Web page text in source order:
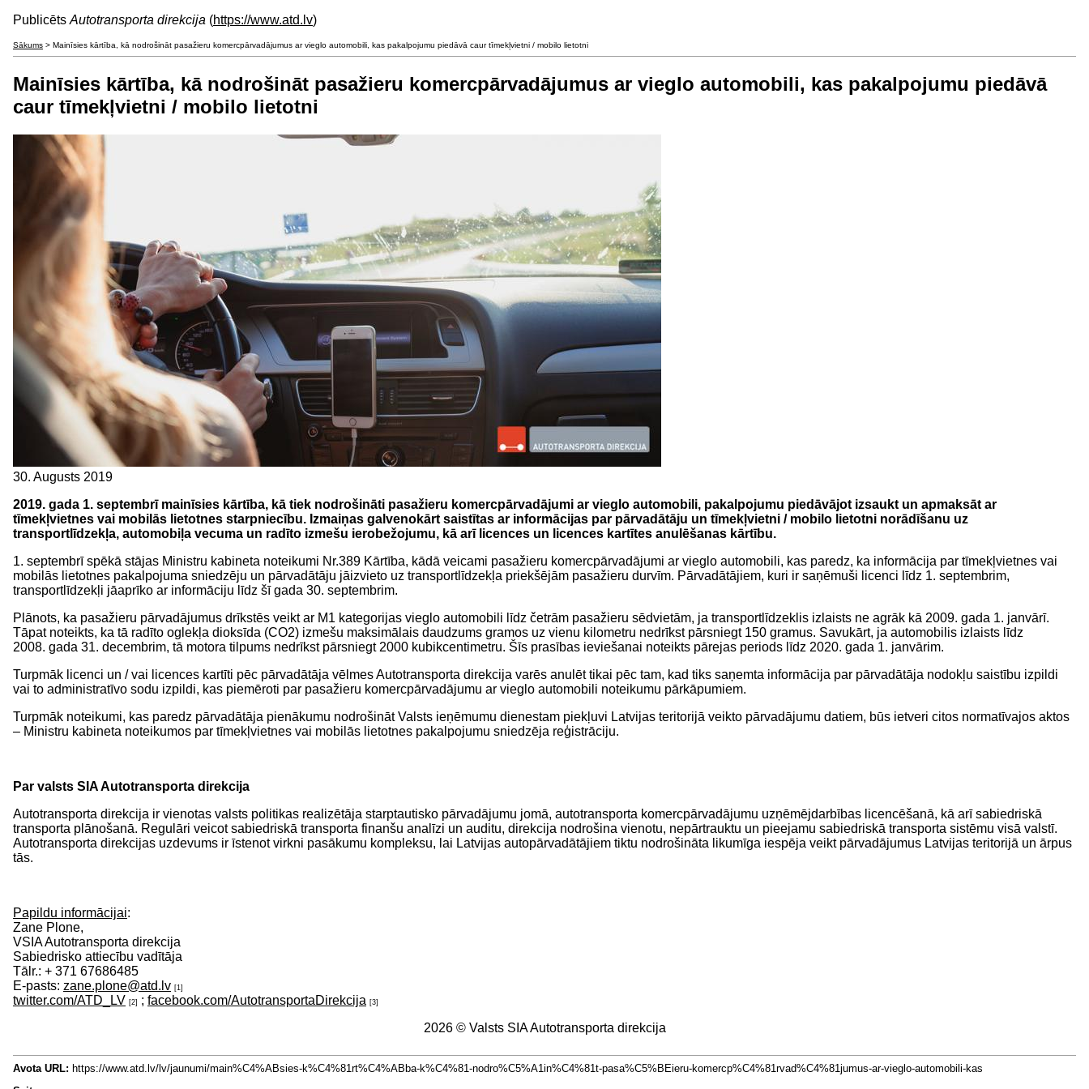
Publicēts Autotransporta direkcija (https://www.atd.lv)
Sākums > Mainīsies kārtība, kā nodrošināt pasažieru komercpārvadājumus ar vieglo automobili, kas pakalpojumu piedāvā caur tīmekļvietni / mobilo lietotni
Mainīsies kārtība, kā nodrošināt pasažieru komercpārvadājumus ar vieglo automobili, kas pakalpojumu piedāvā
caur tīmekļvietni / mobilo lietotni
30. Augusts 2019
2019. gada 1. septembrī mainīsies kārtība, kā tiek nodrošināti pasažieru komercpārvadājumi ar vieglo automobili, pakalpojumu piedāvājot izsaukt un apmaksāt ar
tīmekļvietnes vai mobilās lietotnes starpniecību. Izmaiņas galvenokārt saistītas ar informācijas par pārvadātāju un tīmekļvietni / mobilo lietotni norādīšanu uz
transportlīdzekļa, automobiļa vecuma un radīto izmešu ierobežojumu, kā arī licences un licences kartītes anulēšanas kārtību.
1. septembrī spēkā stājas Ministru kabineta noteikumi Nr.389 Kārtība, kādā veicami pasažieru komercpārvadājumi ar vieglo automobili, kas paredz, ka informācija par tīmekļvietnes vai
mobilās lietotnes pakalpojuma sniedzēju un pārvadātāju jāizvieto uz transportlīdzekļa priekšējām pasažieru durvīm. Pārvadātājiem, kuri ir saņēmuši licenci līdz 1. septembrim,
transportlīdzekļi jāaprīko ar informāciju līdz šī gada 30. septembrim.
Plānots, ka pasažieru pārvadājumus drīkstēs veikt ar M1 kategorijas vieglo automobili līdz četrām pasažieru sēdvietām, ja transportlīdzeklis izlaists ne agrāk kā 2009. gada 1. janvārī.
Tāpat noteikts, ka tā radīto oglekļa dioksīda (CO2) izmešu maksimālais daudzums gramos uz vienu kilometru nedrīkst pārsniegt 150 gramus. Savukārt, ja automobilis izlaists līdz
2008. gada 31. decembrim, tā motora tilpums nedrīkst pārsniegt 2000 kubikcentimetru. Šīs prasības ieviešanai noteikts pārejas periods līdz 2020. gada 1. janvārim.
Turpmāk licenci un / vai licences kartīti pēc pārvadātāja vēlmes Autotransporta direkcija varēs anulēt tikai pēc tam, kad tiks saņemta informācija par pārvadātāja nodokļu saistību izpildi
vai to administratīvo sodu izpildi, kas piemēroti par pasažieru komercpārvadājumu ar vieglo automobili noteikumu pārkāpumiem.
Turpmāk noteikumi, kas paredz pārvadātāja pienākumu nodrošināt Valsts ieņēmumu dienestam piekļuvi Latvijas teritorijā veikto pārvadājumu datiem, būs ietveri citos normatīvajos aktos
– Ministru kabineta noteikumos par tīmekļvietnes vai mobilās lietotnes pakalpojumu sniedzēja reģistrāciju.
Par valsts SIA Autotransporta direkcija
Autotransporta direkcija ir vienotas valsts politikas realizētāja starptautisko pārvadājumu jomā, autotransporta komercpārvadājumu uzņēmējdarbības licencēšanā, kā arī sabiedriskā
transporta plānošanā. Regulāri veicot sabiedriskā transporta finanšu analīzi un auditu, direkcija nodrošina vienotu, nepārtrauktu un pieejamu sabiedriskā transporta sistēmu visā valstī.
Autotransporta direkcijas uzdevums ir īstenot virkni pasākumu kompleksu, lai Latvijas autopārvadātājiem tiktu nodrošināta likumīga iespēja veikt pārvadājumus Latvijas teritorijā un ārpus
tās.
Papildu informācijai:
Zane Plone,
VSIA Autotransporta direkcija
Sabiedrisko attiecību vadītāja
Tālr.: + 371 67686485
E-pasts: zane.plone@atd.lv [1]
twitter.com/ATD_LV [2] ; facebook.com/AutotransportaDirekcija [3]
2026 © Valsts SIA Autotransporta direkcija
Avota URL: https://www.atd.lv/lv/jaunumi/main%C4%ABsies-k%C4%81rt%C4%ABba-k%C4%81-nodro%C5%A1in%C4%81t-pasa%C5%BEieru-komercp%C4%81rvad%C4%81jumus-ar-vieglo-automobili-kas